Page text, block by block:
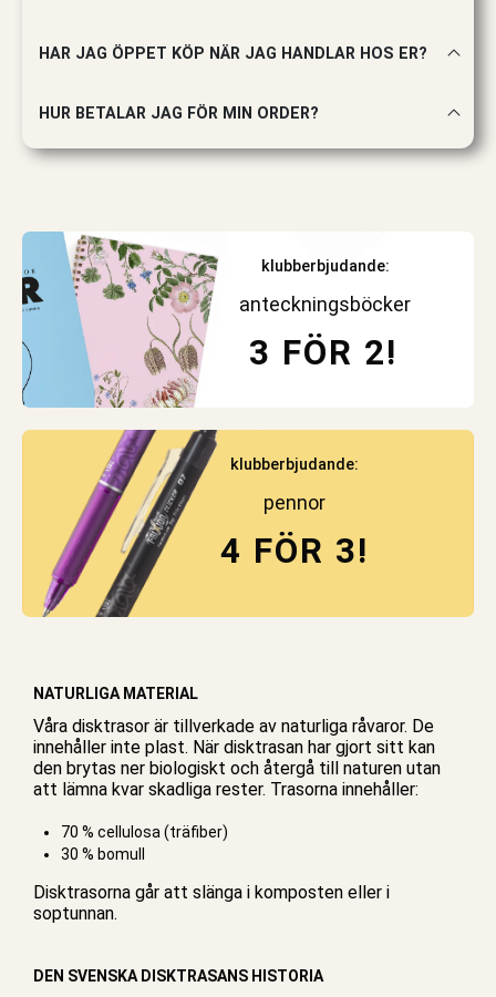
HAR JAG ÖPPET KÖP NÄR JAG HANDLAR HOS ER?
HUR BETALAR JAG FÖR MIN ORDER?
klubberbjudande:
anteckningsböcker
3 FÖR 2!
klubberbjudande:
pennor
4 FÖR 3!
NATURLIGA MATERIAL
Våra disktrasor är tillverkade av naturliga råvaror. De
innehåller inte plast. När disktrasan har gjort sitt kan
den brytas ner biologiskt och återgå till naturen utan
att lämna kvar skadliga rester. Trasorna innehåller:
70 % cellulosa (träfiber)
30 % bomull
Disktrasorna går att slänga i komposten eller i
soptunnan.
DEN SVENSKA DISKTRASANS HISTORIA